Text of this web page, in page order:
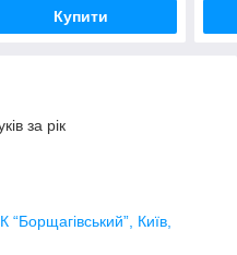
Купити
за рік
Київ,